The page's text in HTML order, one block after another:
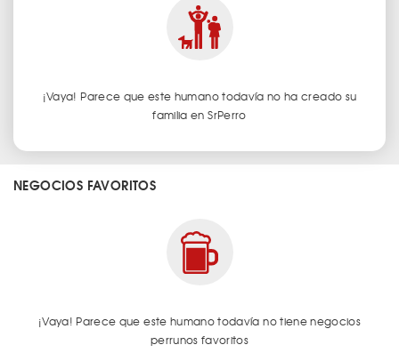
¡Vaya! Parece que este humano todavía no ha creado su
familia en SrPerro
NEGOCIOS FAVORITOS
¡Vaya! Parece que este humano todavía no tiene negocios
perrunos favoritos